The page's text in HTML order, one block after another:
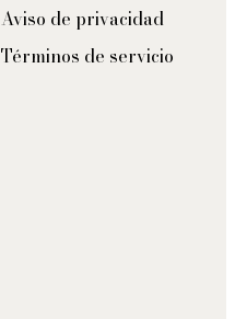
Aviso de privacidad
Términos de servicio